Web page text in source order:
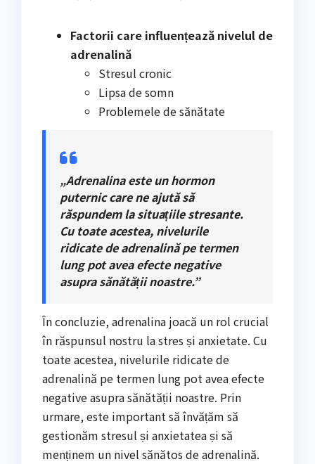
Factorii care influențează nivelul de
adrenalină
Stresul cronic
Lipsa de somn
Problemele de sănătate
„Adrenalina este un hormon
puternic care ne ajută să
răspundem la situațiile stresante.
Cu toate acestea, nivelurile
ridicate de adrenalină pe termen
lung pot avea efecte negative
asupra sănătății noastre.”
În concluzie, adrenalina joacă un rol crucial
în răspunsul nostru la stres și anxietate. Cu
toate acestea, nivelurile ridicate de
adrenalină pe termen lung pot avea efecte
negative asupra sănătății noastre. Prin
urmare, este important să învățăm să
gestionăm stresul și anxietatea și să
menținem un nivel sănătos de adrenalină.